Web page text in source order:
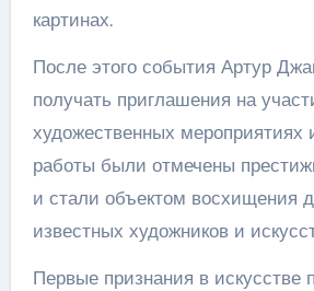
картинах.
После этого события Артур
получать приглашения на
художественных мероприятиях
работы были отмечены
и стали объектом восхищения
известных художников и
Первые признания в искусстве